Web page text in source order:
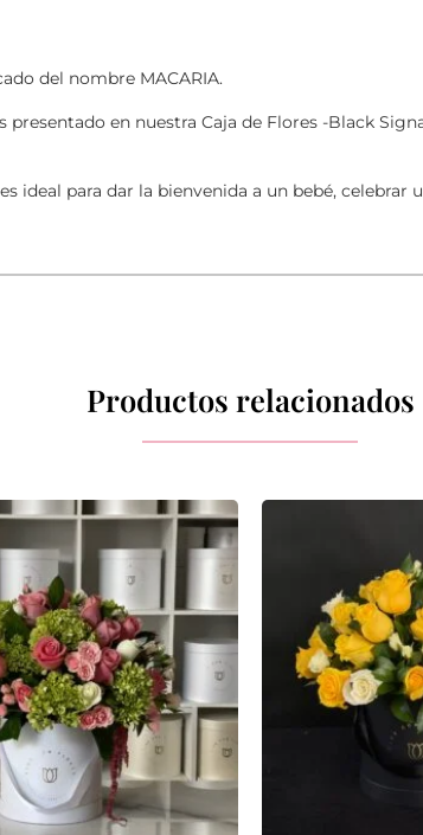
del nombre MACARIA.
en nuestra Caja de Flores -Black
ideal para dar la bienvenida a un bebé,
Productos relacionados